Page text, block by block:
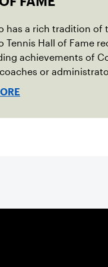
has a rich tradition of
Tennis Hall of Fame
achievements of
or
to the sport.